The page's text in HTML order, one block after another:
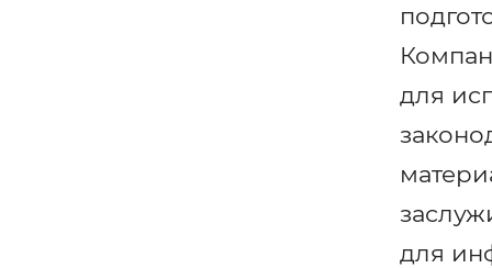
для
для